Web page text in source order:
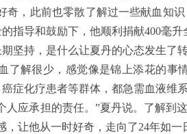
奇，此前也零散了解过一些献血知
的指导和鼓励下，他顺利捐献400毫
坚持，是什么让夏丹的心态发生了
了解很少，感觉像是锦上添花的事
症化疗患者等群体，都急需血液维
人应承担的责任。”夏丹说。了解到
，让他从一时好奇，走向了24年如一